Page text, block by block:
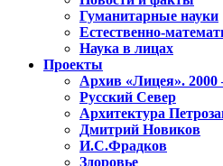
Гуманитарные науки
Естественно-
Наука в лицах
Проекты
Архив «Лицея».
Русский Север
Архитектура
Дмитрий Новиков
И.С.Фрадков
Здоровье